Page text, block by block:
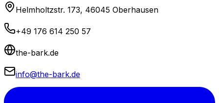
Helmholtzstr. 173, 46045 Oberhausen
+49 176 614 250 57
the-bark.de
info@the-bark.de